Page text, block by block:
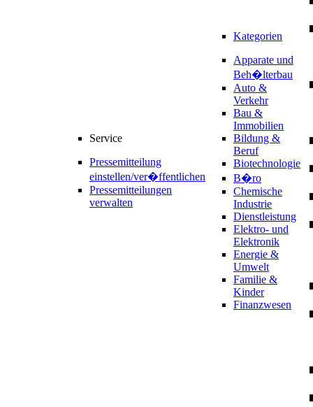
Service
Pressemitteilung
einstellen/ver�ffentlichen
Pressemitteilungen
verwalten
Kategorien
Apparate und
Beh�lterbau
Auto &
Verkehr
Bau &
Immobilien
Bildung &
Beruf
Biotechnologie
B�ro
Chemische
Industrie
Dienstleistung
Elektro- und
Elektronik
Energie &
Umwelt
Familie &
Kinder
Finanzwesen